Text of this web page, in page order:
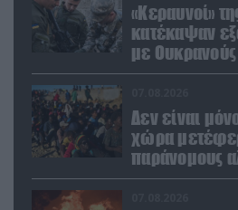
«Κεραυνοί»
κατέκαψαν
με
μισθοφόρους
Δεν είναι
χώρα
παράνομους
ναρκωτικά